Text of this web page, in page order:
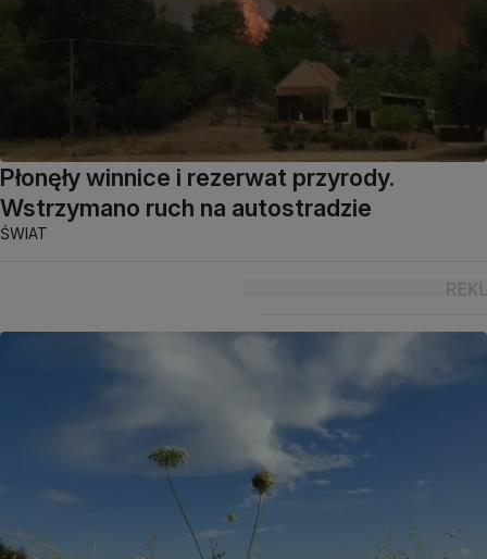
Płonęły winnice i rezerwat przyrody.
Wstrzymano ruch na autostradzie
ŚWIAT